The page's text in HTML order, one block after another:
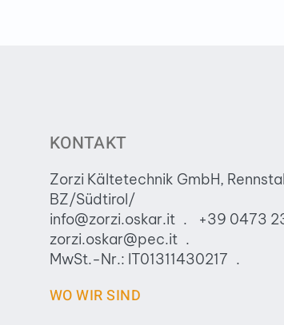
KONTAKT
Zorzi Kältetechnik GmbH,
BZ/Südtirol/
info@zorzi.oskar.it
+39 0473
zorzi.oskar@pec.it
MwSt.-Nr.: IT01311430217
WO WIR SIND